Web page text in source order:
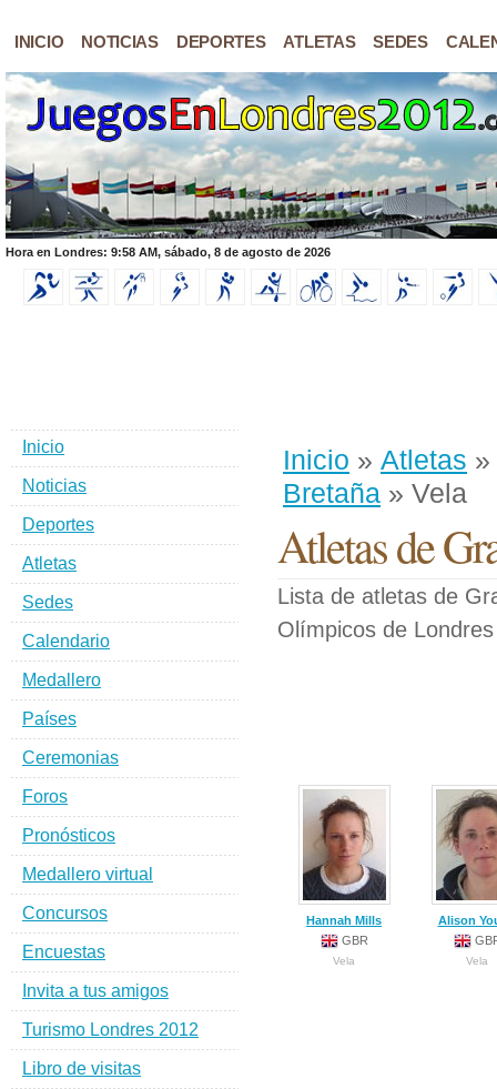
INICIO NOTICIAS DEPORTES ATLETAS SEDES
Hora en Londres: 9:58 AM, sábado, 8 de agosto de 2026
Inicio » Atletas »
Bretaña » Vela
Atletas de
Lista de atletas de
Olímpicos de
Hannah Mills
GBR
Vela
Alison
Vela
Inicio
Noticias
Deportes
Atletas
Sedes
Calendario
Medallero
Países
Ceremonias
Foros
Pronósticos
Medallero virtual
Concursos
Encuestas
Invita a tus amigos
Turismo Londres 2012
Libro de visitas